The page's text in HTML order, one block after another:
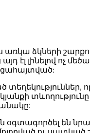
առկա ձկների
էլ լինելով ոչ
տևողությունը
են